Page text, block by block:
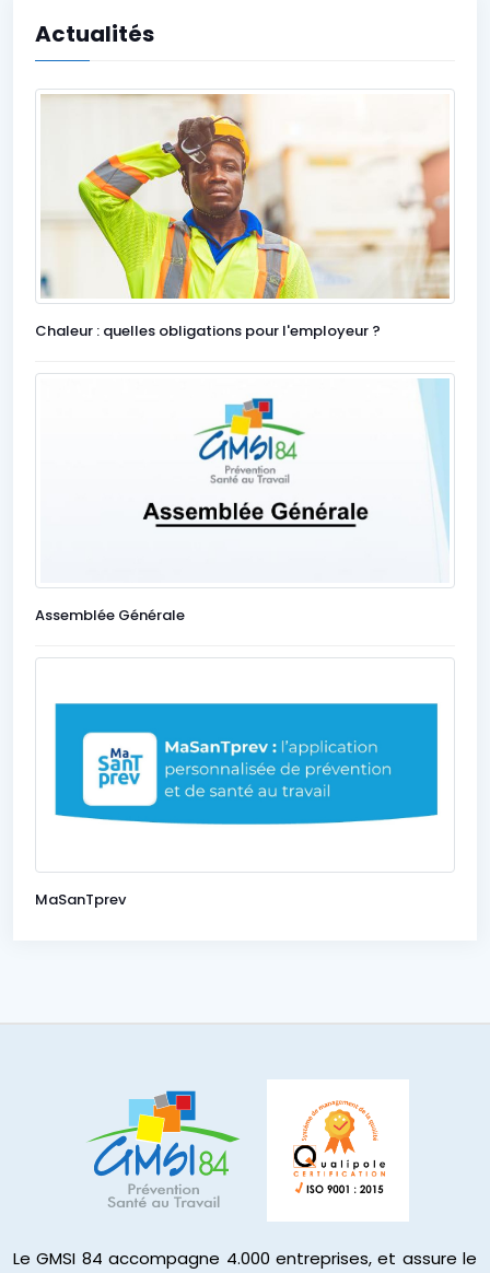
Actualités
Chaleur : quelles obligations pour l'employeur ?
Assemblée Générale
MaSanTprev
Le GMSI 84 accompagne 4.000 entreprises, et assure le